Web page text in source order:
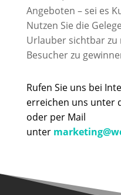
Angeboten – sei es
Nutzen Sie die
Urlauber sichtbar zu
Besucher zu
Rufen Sie uns bei
erreichen uns unter
oder per Mail
unter